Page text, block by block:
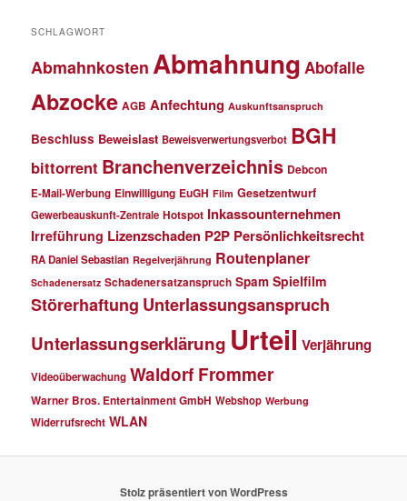
SCHLAGWORT
Abmahnkosten Abmahnung Abofalle
Abzocke AGB Anfechtung Auskunftsanspruch
Beschluss Beweislast Beweisverwertungsverbot BGH
bittorrent Branchenverzeichnis Debcon
E-Mail-Werbung Einwilligung EuGH Film Gesetzentwurf
Gewerbeauskunft-Zentrale Hotspot Inkassounternehmen
Irreführung Lizenzschaden P2P Persönlichkeitsrecht
RA Daniel Sebastian Regelverjährung Routenplaner
Schadenersatz Schadenersatzanspruch Spam Spielfilm
Störerhaftung Unterlassungsanspruch
Unterlassungserklärung Urteil Verjährung
Videoüberwachung Waldorf Frommer
Warner Bros. Entertainment GmbH Webshop Werbung
Widerrufsrecht WLAN
Stolz präsentiert von WordPress